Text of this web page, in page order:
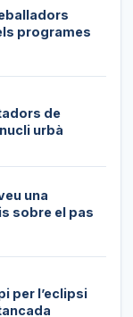
programes
de
urbà
una
sobre el pas
per l’eclipsi